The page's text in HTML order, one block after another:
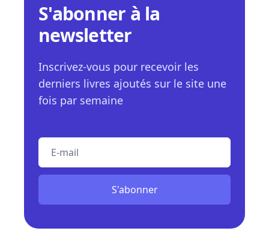
S'abonner à la
newsletter
Inscrivez-vous pour recevoir les
derniers livres ajoutés sur le site une
fois par semaine
S'abonner